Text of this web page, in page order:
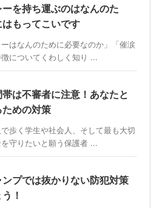
を持ち運ぶのはなんのた
もってこいです
ーはなんのために必要なのか」「催涙
についてくわしく知り ...
は不審者に注意！あなたと
めの対策
歩く学生や社会人、そして最も大切
守りたいと願う保護者 ...
プでは抜かりない防犯対策
！